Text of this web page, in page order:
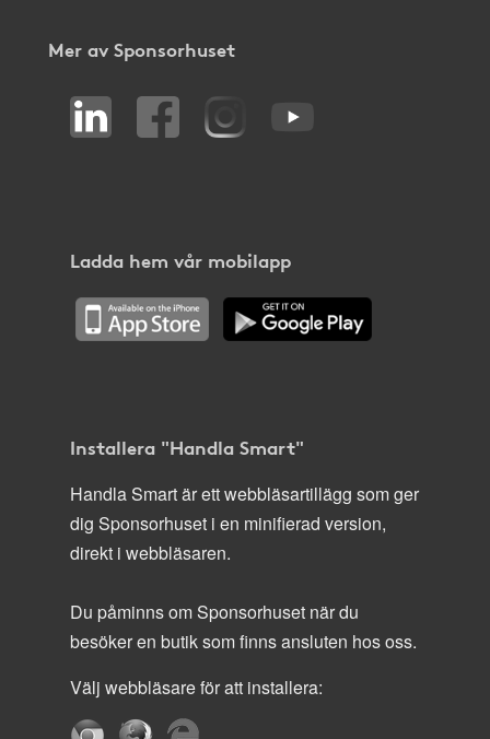
Mer av Sponsorhuset
Ladda hem vår mobilapp
Installera "Handla Smart"
Handla Smart är ett webbläsartillägg som ger
dig Sponsorhuset i en minifierad version,
direkt i webbläsaren.
Du påminns om Sponsorhuset när du
besöker en butik som finns ansluten hos oss.
Välj webbläsare för att installera: